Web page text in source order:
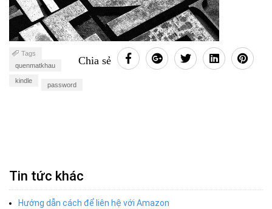
Chia sẻ
Tags
quenmatkhau
kindle
password
Tin tức khác
Hướng dẫn cách để liên hệ với Amazon